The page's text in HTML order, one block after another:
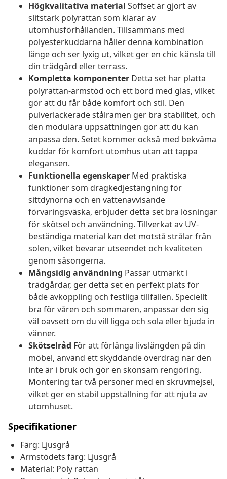
Högkvalitativa material Soffset är gjort av
slitstark polyrattan som klarar av
utomhusförhållanden. Tillsammans med
polyesterkuddarna håller denna kombination
länge och ser lyxig ut, vilket ger en chic känsla till
din trädgård eller terrass.
Kompletta komponenter Detta set har platta
polyrattan-armstöd och ett bord med glas, vilket
gör att du får både komfort och stil. Den
pulverlackerade stålramen ger bra stabilitet, och
den modulära uppsättningen gör att du kan
anpassa den. Setet kommer också med bekväma
kuddar för komfort utomhus utan att tappa
elegansen.
Funktionella egenskaper Med praktiska
funktioner som dragkedjestängning för
sittdynorna och en vattenavvisande
förvaringsväska, erbjuder detta set bra lösningar
för skötsel och användning. Tillverkat av UV-
beständiga material kan det motstå strålar från
solen, vilket bevarar utseendet och kvaliteten
genom säsongerna.
Mångsidig användning Passar utmärkt i
trädgårdar, ger detta set en perfekt plats för
både avkoppling och festliga tillfällen. Speciellt
bra för våren och sommaren, anpassar den sig
väl oavsett om du vill ligga och sola eller bjuda in
vänner.
Skötselråd För att förlänga livslängden på din
möbel, använd ett skyddande överdrag när den
inte är i bruk och gör en skonsam rengöring.
Montering tar två personer med en skruvmejsel,
vilket ger en stabil uppställning för att njuta av
utomhuset.
Specifikationer
Färg: Ljusgrå
Armstödets färg: Ljusgrå
Material: Poly rattan